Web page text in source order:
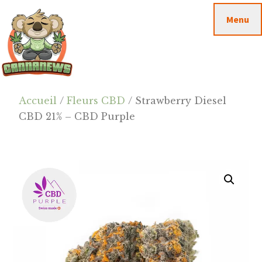
contenu
principal
barre
latérale
principale
footer
Cannanews.fr
Menu
Accueil /Fleurs CBD / Strawberry Diesel
CBD 21% – CBD Purple